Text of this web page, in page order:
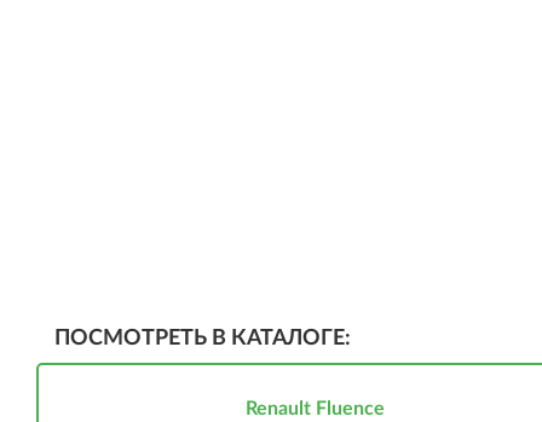
ПОСМОТРЕТЬ В КАТАЛОГЕ:
Renault Fluence